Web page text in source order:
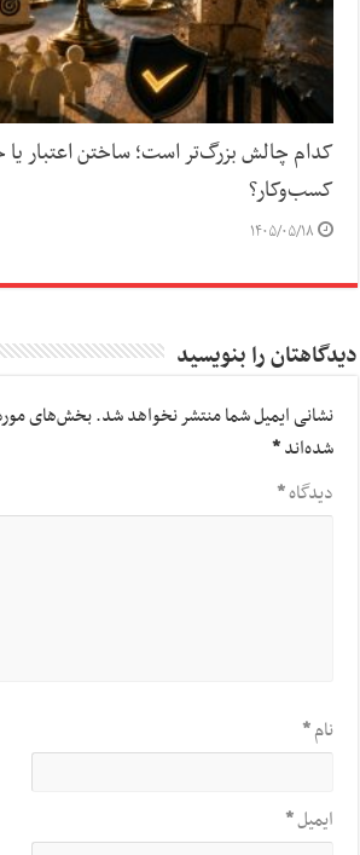
کدام چالش بزرگ‌تر است؛ ساختن اعتبار یا
کسب‌وکار؟
۱۴۰۵/۰۵/۱۸
دیدگاهتان را بنویسید
نشانی ایمیل شما منتشر نخواهد شد.بخش‌های
شده‌اند*
دیدگاه*
نام*
ایمیل*